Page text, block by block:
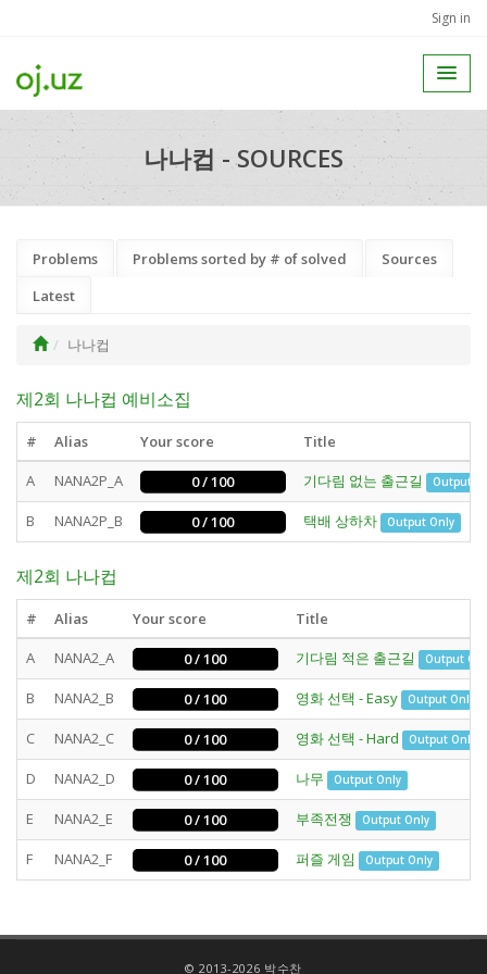
Sign in
나나컵 - SOURCES
Problems Problems sorted by # of solved
Sources
Latest
나나컵
제2회 나나컵 예비소집
# Alias Your score
Title
A
NANA2P_A 0 / 100 기다림 없는 출근길 Output
B NANA2P_B 0 / 100 택배 상하차 Output Only
제2회 나나컵
# Alias Your score
Title
A
NANA2_A 0 / 100 기다림 적은 출근길 Output
B NANA2_B 0 / 100 영화 선택 - Easy Output Only
C NANA2_C 0 / 100 영화 선택 - Hard Output Only
D NANA2_D 0 / 100 나무 Output Only
E NANA2_E 0 / 100 부족전쟁 Output Only
F NANA2_F 0 / 100 퍼즐 게임 Output Only
© 2013-2026 박수찬